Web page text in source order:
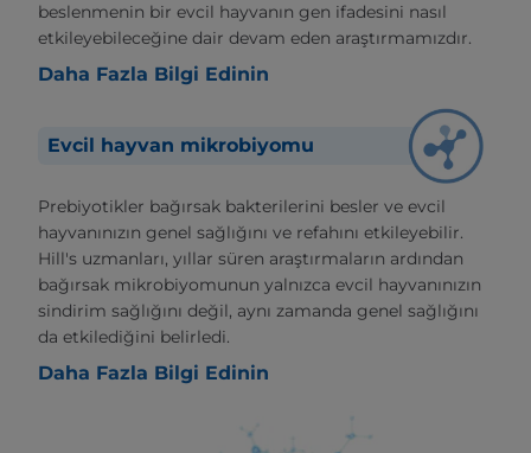
beslenmenin bir evcil hayvanın gen ifadesini nasıl
etkileyebileceğine dair devam eden araştırmamızdır.
Daha Fazla Bilgi Edinin
Evcil hayvan mikrobiyomu
Prebiyotikler bağırsak bakterilerini besler ve evcil
hayvanınızın genel sağlığını ve refahını etkileyebilir.
Hill's uzmanları, yıllar süren araştırmaların ardından
bağırsak mikrobiyomunun yalnızca evcil hayvanınızın
sindirim sağlığını değil, aynı zamanda genel sağlığını
da etkilediğini belirledi.
Daha Fazla Bilgi Edinin